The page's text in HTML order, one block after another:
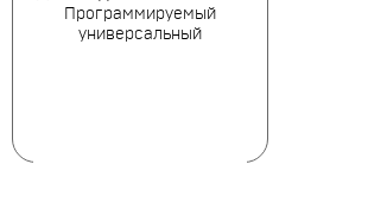
Программируемый
универсальный